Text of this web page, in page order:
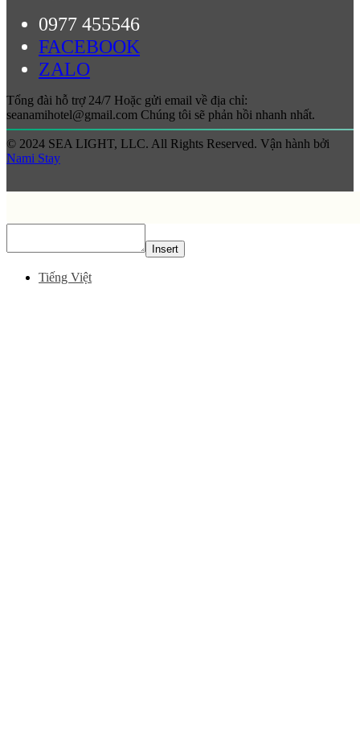
0977 455546
FACEBOOK
ZALO
Tổng đài hỗ trợ 24/7 Hoặc gửi email về địa chỉ:
seanamihotel@gmail.com Chúng tôi sẽ phản hồi nhanh nhất.
© 2024 SEA LIGHT, LLC. All Rights Reserved. Vận hành bởi
Nami Stay
Insert
Tiếng Việt